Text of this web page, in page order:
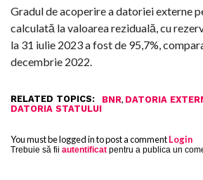
Gradul de acoperire a datoriei externe
calculată la valoarea reziduală, cu
la 31 iulie 2023 a fost de 95,7%,
decembrie 2022.
RELATED TOPICS: BNR, DATORIA
DATORIA STATULUI
You must be logged in to post a commentLogin
Trebuie să fii autentificat pentru a publica un